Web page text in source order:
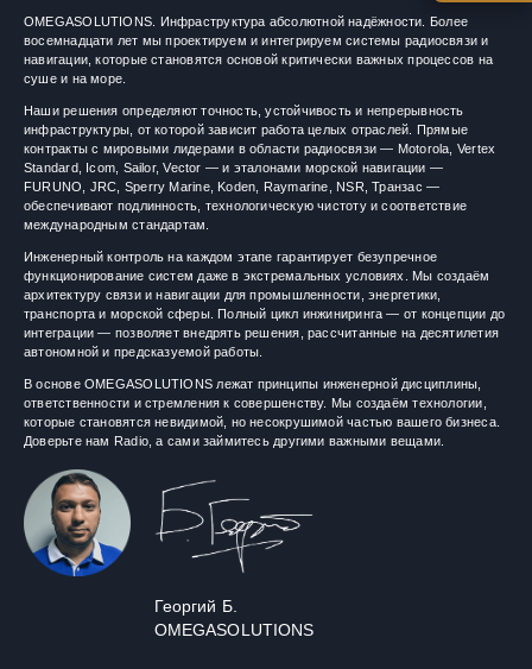
OMEGASOLUTIONS. Инфраструктура абсолютной надёжности. Более
восемнадцати лет мы проектируем и интегрируем системы радиосвязи и
навигации, которые становятся основой критически важных процессов на
суше и на море.
Наши решения определяют точность, устойчивость и непрерывность
инфраструктуры, от которой зависит работа целых отраслей. Прямые
контракты с мировыми лидерами в области радиосвязи — Motorola, Vertex
Standard, Icom, Sailor, Vector — и эталонами морской навигации —
FURUNO, JRC, Sperry Marine, Koden, Raymarine, NSR, Транзас —
обеспечивают подлинность, технологическую чистоту и соответствие
международным стандартам.
Инженерный контроль на каждом этапе гарантирует безупречное
функционирование систем даже в экстремальных условиях. Мы создаём
архитектуру связи и навигации для промышленности, энергетики,
транспорта и морской сферы. Полный цикл инжиниринга — от концепции до
интеграции — позволяет внедрять решения, рассчитанные на десятилетия
автономной и предсказуемой работы.
В основе OMEGASOLUTIONS лежат принципы инженерной дисциплины,
ответственности и стремления к совершенству. Мы создаём технологии,
которые становятся невидимой, но несокрушимой частью вашего бизнеса.
Доверьте нам Radio, а сами займитесь другими важными вещами.
Георгий Б.
OMEGASOLUTIONS